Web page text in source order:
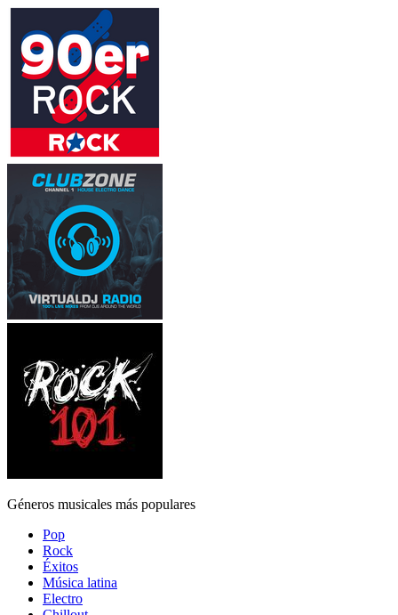
Géneros musicales más populares
Pop
Rock
Éxitos
Música latina
Electro